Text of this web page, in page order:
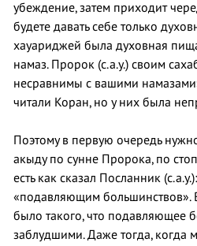
убеждение, затем приходит
будете давать себе только
хауариджей была духовная
намаз. Пророк (с.а.у.) своим
несравнимы с вашими
читали Коран, но у них была
Поэтому в первую очередь
акыду по сунне Пророка, по
есть как сказал Посланник
«подавляющим большинствов».
было такого, что подавляющее
заблудшими. Даже тогда, когда